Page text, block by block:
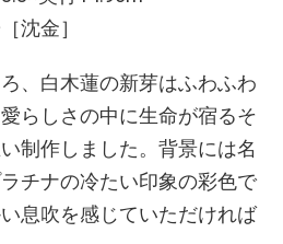
沈金］
、白木蓮の新芽はふわふわ
らしさの中に生命が宿るそ
制作しました。背景には名
チナの冷たい印象の彩色で
息吹を感じていただければ